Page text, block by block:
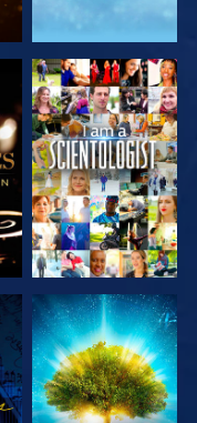
REGARDER
DÉCOUVRIR
LES SÉRIES